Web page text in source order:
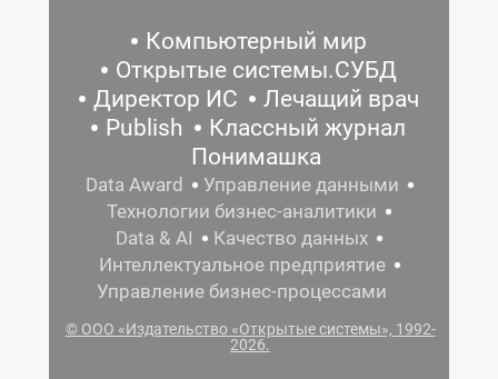
Компьютерный мир
Открытые системы.СУБД
Директор ИС
Лечащий врач
Publish
Классный журнал
Понимашка
Data Award
Управление данными
Технологии бизнес-аналитики
Data & AI
Качество данных
Интеллектуальное предприятие
Управление бизнес-процессами
© ООО «Издательство «Открытые системы», 1992-
2026.